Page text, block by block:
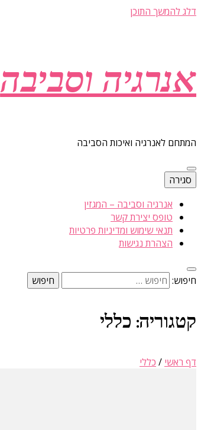
דלג להמשך התוכן
אנרגיה וסביבה
המתחם לאנרגיה ואיכות הסביבה
סגירה
אנרגיה וסביבה – המגזין
טופס יצירת קשר
תנאי שימוש ומדיניות פרטיות
הצהרת נגישות
חיפוש:
קטגוריה:כללי
דף ראשי / כללי